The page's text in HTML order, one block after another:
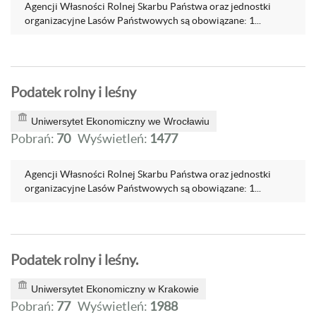
Agencji Własności Rolnej Skarbu Państwa oraz jednostki
organizacyjne Lasów Państwowych są obowiązane: 1...
Podatek rolny i leśny
Uniwersytet Ekonomiczny we Wrocławiu
Pobrań: 70 Wyświetleń: 1477
Agencji Własności Rolnej Skarbu Państwa oraz jednostki
organizacyjne Lasów Państwowych są obowiązane: 1...
Podatek rolny i leśny.
Uniwersytet Ekonomiczny w Krakowie
Pobrań: 77 Wyświetleń: 1988